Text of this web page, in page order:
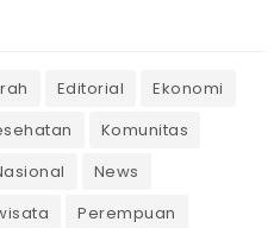
Editorial
Ekonomi
Komunitas
News
Perempuan